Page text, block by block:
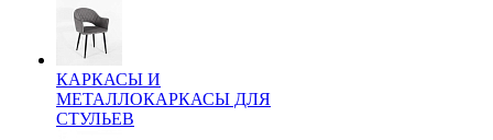
КАРКАСЫ И
МЕТАЛЛОКАРКАСЫ ДЛЯ
СТУЛЬЕВ